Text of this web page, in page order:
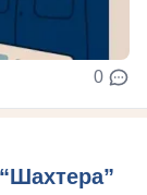
0